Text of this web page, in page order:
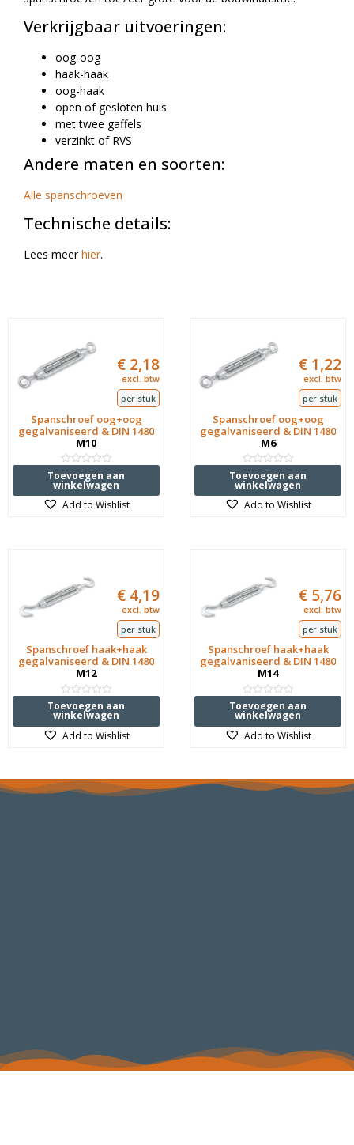
Verkrijgbaar uitvoeringen:
oog-oog
haak-haak
oog-haak
open of gesloten huis
met twee gaffels
verzinkt of RVS
Andere maten en soorten:
Alle spanschroeven
Technische details:
Lees meerhier.
Spanschroef oog+oog
gegalvaniseerd & DIN 1480
M10
Waardering
0
uit
5
€ 2,18
excl. btw
per stuk
Toevoegen aan
winkelwagen
Add to Wishlist
Spanschroef oog+oog
gegalvaniseerd & DIN 1480
M6
Waardering
0
uit
5
€ 1,22
excl. btw
per stuk
Toevoegen aan
winkelwagen
Add to Wishlist
Spanschroef haak+haak
gegalvaniseerd & DIN 1480
M12
Waardering
0
uit
5
€ 4,19
excl. btw
per stuk
Toevoegen aan
winkelwagen
Add to Wishlist
Spanschroef haak+haak
gegalvaniseerd & DIN 1480
M14
Waardering
0
uit
5
€ 5,76
excl. btw
per stuk
Toevoegen aan
winkelwagen
Add to Wishlist